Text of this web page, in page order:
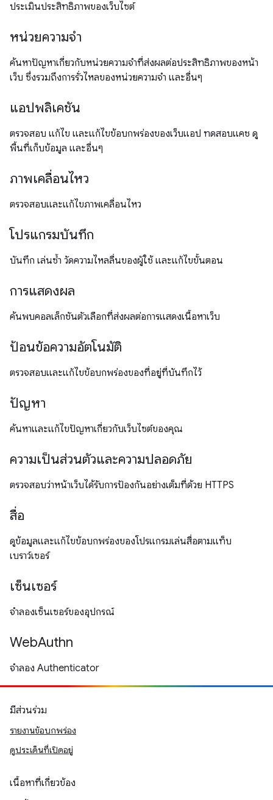
ประเมินประสิทธิภาพของเว็บไซต์
หน่วยความจำ
ค้นหาปัญหาเกี่ยวกับหน่วยความจำที่ส่งผลต่อประสิทธิภาพของหน้า
เว็บ ซึ่งรวมถึงการรั่วไหลของหน่วยความจำ และอื่นๆ
แอปพลิเคชัน
ตรวจสอบ แก้ไข และแก้ไขข้อบกพร่องของเว็บแอป ทดสอบแคช ดู
พื้นที่เก็บข้อมูล และอื่นๆ
ภาพเคลื่อนไหว
ตรวจสอบและแก้ไขภาพเคลื่อนไหว
โปรแกรมบันทึก
บันทึก เล่นซ้ำ วัดความไหลลื่นของผู้ใช้ และแก้ไขขั้นตอน
การแสดงผล
ค้นพบคอลเล็กชันตัวเลือกที่ส่งผลต่อการแสดงเนื้อหาเว็บ
ป้อนข้อความอัตโนมัติ
ตรวจสอบและแก้ไขข้อบกพร่องของที่อยู่ที่บันทึกไว้
ปัญหา
ค้นหาและแก้ไขปัญหาเกี่ยวกับเว็บไซต์ของคุณ
ความเป็นส่วนตัวและความปลอดภัย
ตรวจสอบว่าหน้าเว็บได้รับการป้องกันอย่างเต็มที่ด้วย HTTPS
สื่อ
ดูข้อมูลและแก้ไขข้อบกพร่องของโปรแกรมเล่นสื่อตามแท็บ
เบราว์เซอร์
เซ็นเซอร์
จำลองเซ็นเซอร์ของอุปกรณ์
WebAuthn
จำลอง Authenticator
มีส่วนร่วม
รายงานข้อบกพร่อง
ดูประเด็นที่เปิดอยู่
เนื้อหาที่เกี่ยวข้อง